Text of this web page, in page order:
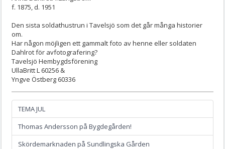
f. 1875, d. 1951
Den sista soldathustrun i Tavelsjö som det går många historier
om.
Har någon möjligen ett gammalt foto av henne eller soldaten
Dahlrot för avfotografering?
Tavelsjö Hembygdsförening
UllaBritt L 60256 &
Yngve Östberg 60336
TEMA JUL
Thomas Andersson på Bygdegården!
Skördemarknaden på Sundlingska Gården